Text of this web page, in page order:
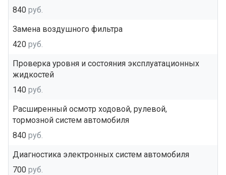
840 руб.
Замена воздушного фильтра
420 руб.
Проверка уровня и состояния эксплуатационных
жидкостей
140 руб.
Расширенный осмотр ходовой, рулевой,
тормозной систем автомобиля
840 руб.
Диагностика электронных систем автомобиля
700 руб.